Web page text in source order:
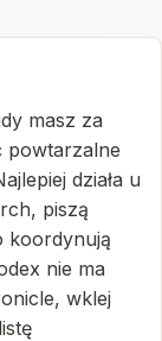
masz za
powtarzalne
działa u
piszą
koordynują
nie ma
wklej